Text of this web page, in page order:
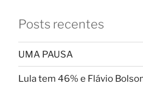
Posts recentes
UMA PAUSA
Lula tem 46% e Flávio